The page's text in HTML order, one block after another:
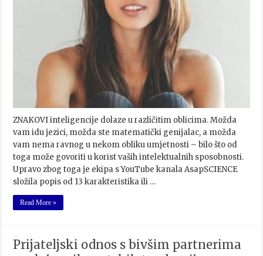
ZNAKOVI inteligencije dolaze u različitim oblicima. Možda
vam idu jezici, možda ste matematički genijalac, a možda
vam nema ravnog u nekom obliku umjetnosti – bilo što od
toga može govoriti u korist vaših intelektualnih sposobnosti.
Upravo zbog toga je ekipa s YouTube kanala AsapSCIENCE
složila popis od 13 karakteristika ili …
Read More »
Prijateljski odnos s bivšim partnerima